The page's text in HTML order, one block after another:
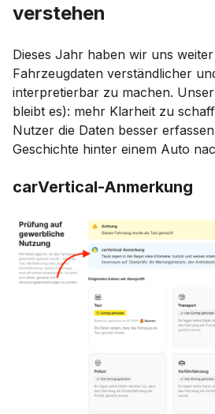
verstehen
Dieses Jahr haben wir uns
Fahrzeugdaten verständlicher
interpretierbar zu machen.
bleibt es): mehr Klarheit zu
Nutzer die Daten besser
Geschichte hinter einem Auto
carVertical-Anmerkung